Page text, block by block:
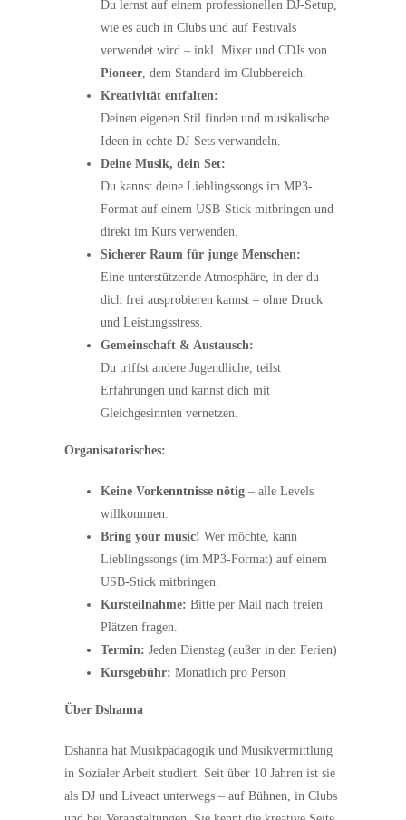
Du lernst auf einem professionellen DJ-Setup,
wie es auch in Clubs und auf Festivals
verwendet wird – inkl. Mixer und CDJs von
Pioneer, dem Standard im Clubbereich.
Kreativität entfalten:
Deinen eigenen Stil finden und musikalische
Ideen in echte DJ-Sets verwandeln.
Deine Musik, dein Set:
Du kannst deine Lieblingssongs im MP3-
Format auf einem USB-Stick mitbringen und
direkt im Kurs verwenden.
Sicherer Raum für junge Menschen:
Eine unterstützende Atmosphäre, in der du
dich frei ausprobieren kannst – ohne Druck
und Leistungsstress.
Gemeinschaft & Austausch:
Du triffst andere Jugendliche, teilst
Erfahrungen und kannst dich mit
Gleichgesinnten vernetzen.
Organisatorisches:
Keine Vorkenntnisse nötig – alle Levels
willkommen.
Bring your music! Wer möchte, kann
Lieblingssongs (im MP3-Format) auf einem
USB-Stick mitbringen.
Kursteilnahme: Bitte per Mail nach freien
Plätzen fragen.
Termin: Jeden Dienstag (außer in den Ferien)
Kursgebühr: Monatlich pro Person
Über Dshanna
Dshanna hat Musikpädagogik und Musikvermittlung
in Sozialer Arbeit studiert. Seit über 10 Jahren ist sie
als DJ und Liveact unterwegs – auf Bühnen, in Clubs